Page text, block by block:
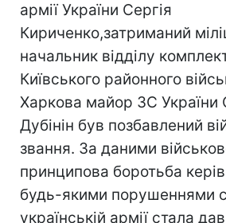
армії України Сергія
Кириченко,затриманий
начальник відділу
Київського районного
Харкова майор ЗС України
Дубінін був позбавлений
звання. За даними
принципова боротьба
будь-якими порушеннями
українській армії стала